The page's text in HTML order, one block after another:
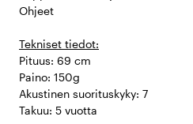
Ohjeet
Tekniset tiedot:
Pituus: 69 cm
Paino: 150g
Akustinen suorituskyky: 7
Takuu: 5 vuotta